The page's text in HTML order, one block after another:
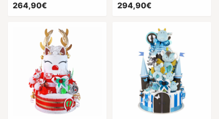
264,90€ 294,90€